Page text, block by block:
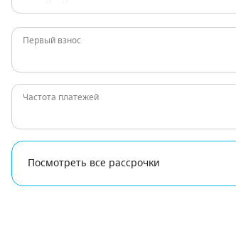
Первый взнос
Частота платежей
Посмотреть все рассрочки